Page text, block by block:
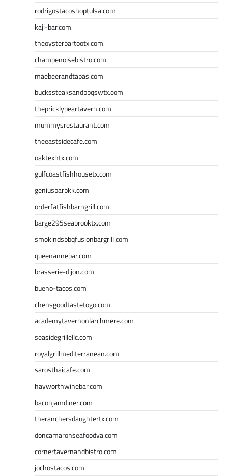
rodrigostacoshoptulsa.com
kaji-bar.com
theoysterbartootx.com
champenoisebistro.com
maebeerandtapas.com
buckssteaksandbbqswtx.com
thepricklypeartavern.com
mummysrestaurant.com
theeastsidecafe.com
oaktexhtx.com
gulfcoastfishhousetx.com
geniusbarbkk.com
orderfatfishbarngrill.com
barge295seabrooktx.com
smokindsbbqfusionbargrill.com
queenannebar.com
brasserie-dijon.com
bueno-tacos.com
chensgoodtastetogo.com
academytavernonlarchmere.com
seasidegrillellc.com
royalgrillmediterranean.com
sarosthaicafe.com
hayworthwinebar.com
baconjamdiner.com
theranchersdaughtertx.com
doncamaronseafoodva.com
cornertavernandbistro.com
jochostacos.com